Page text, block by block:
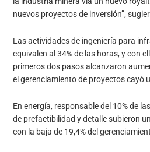
nuevos proyectos de inversión”,
Las actividades de ingeniería para
equivalen al 34% de las horas, y con
primeros dos pasos alcanzaron
el gerenciamiento de proyectos cayó
En energía, responsable del 10% de
de prefactibilidad y detalle subieron
con la baja de 19,4% del